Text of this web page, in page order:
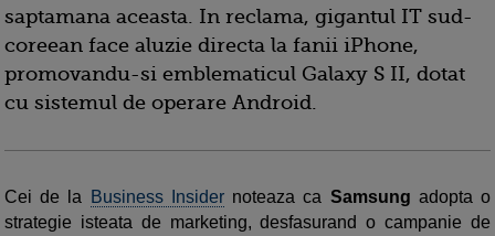
saptamana aceasta. In reclama, gigantul IT sud-
coreean face aluzie directa la fanii iPhone,
promovandu-si emblematicul Galaxy S II, dotat
cu sistemul de operare Android.
Cei de la Business Insidernoteaza ca Samsung adopta o
strategie isteata de marketing, desfasurand o campanie de